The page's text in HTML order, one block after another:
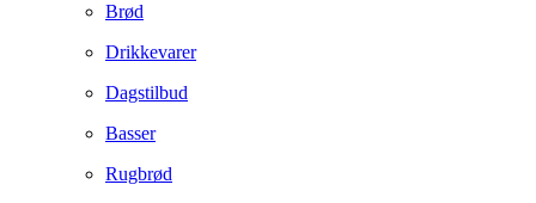
Brød
Drikkevarer
Dagstilbud
Basser
Rugbrød